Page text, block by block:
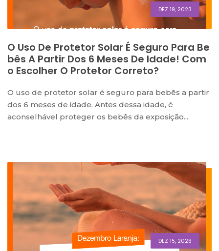
DEZ 19, 2023
O Uso De Protetor Solar É Seguro Para Be
Bês A Partir Dos 6 Meses De Idade! Com
O Escolher O Protetor Correto?
O uso de protetor solar é seguro para bebês a partir
dos 6 meses de idade. Antes dessa idade, é
aconselhável proteger os bebês da exposição...
DEZ 15, 2023